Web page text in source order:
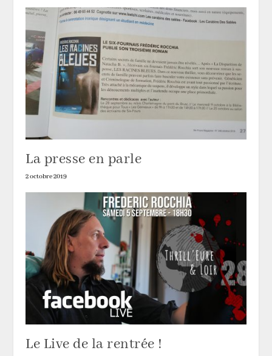
La presse en parle
2 octobre 2019
Le Live de la rentrée !